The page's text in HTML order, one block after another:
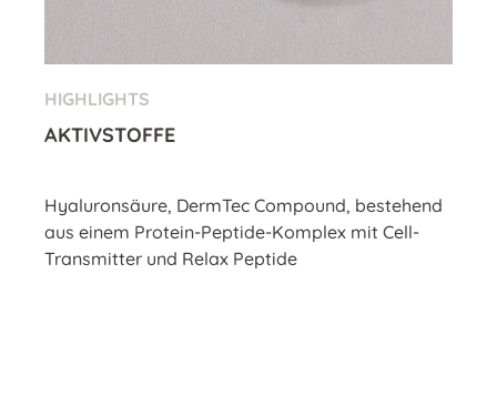
HIGHLIGHTS
AKTIVSTOFFE
Hyaluronsäure, DermTec Compound, bestehend
aus einem Protein-Peptide-Komplex mit Cell-
Transmitter und Relax Peptide